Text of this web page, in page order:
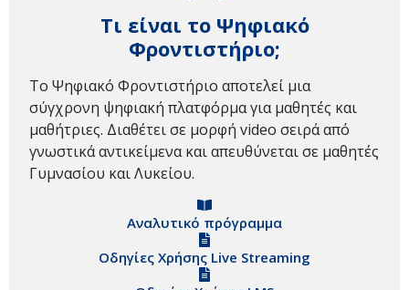
Τι είναι το Ψηφιακό
Φροντιστήριο;
Το Ψηφιακό Φροντιστήριο αποτελεί μια
σύγχρονη ψηφιακή πλατφόρμα για μαθητές και
μαθήτριες. Διαθέτει σε μορφή video σειρά από
γνωστικά αντικείμενα και απευθύνεται σε μαθητές
Γυμνασίου και Λυκείου.
Αναλυτικό πρόγραμμα
Οδηγίες Χρήσης Live Streaming